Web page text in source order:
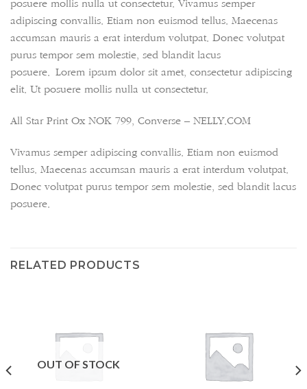
posuere mollis nulla ut consectetur. Vivamus semper
adipiscing convallis. Etiam non euismod tellus. Maecenas
accumsan mauris a erat interdum volutpat. Donec volutpat
purus tempor sem molestie, sed blandit lacus
posuere. Lorem ipsum dolor sit amet, consectetur adipiscing
elit. Ut posuere mollis nulla ut consectetur.
All Star Print Ox NOK 799, Converse – NELLY.COM
Vivamus semper adipiscing convallis. Etiam non euismod
tellus. Maecenas accumsan mauris a erat interdum volutpat.
Donec volutpat purus tempor sem molestie, sed blandit lacus
posuere.
RELATED PRODUCTS
OUT OF STOCK